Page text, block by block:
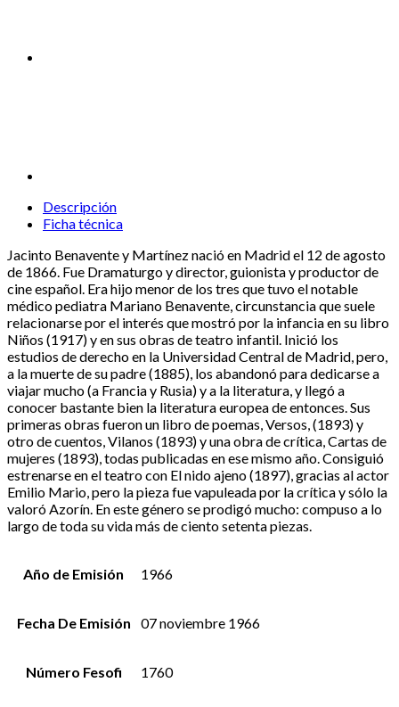
Descripción
Ficha técnica
Jacinto Benavente y Martínez nació en Madrid el 12 de agosto
de 1866. Fue Dramaturgo y director, guionista y productor de
cine español. Era hijo menor de los tres que tuvo el notable
médico pediatra Mariano Benavente, circunstancia que suele
relacionarse por el interés que mostró por la infancia en su libro
Niños (1917) y en sus obras de teatro infantil. Inició los
estudios de derecho en la Universidad Central de Madrid, pero,
a la muerte de su padre (1885), los abandonó para dedicarse a
viajar mucho (a Francia y Rusia) y a la literatura, y llegó a
conocer bastante bien la literatura europea de entonces. Sus
primeras obras fueron un libro de poemas, Versos, (1893) y
otro de cuentos, Vilanos (1893) y una obra de crítica, Cartas de
mujeres (1893), todas publicadas en ese mismo año. Consiguió
estrenarse en el teatro con El nido ajeno (1897), gracias al actor
Emilio Mario, pero la pieza fue vapuleada por la crítica y sólo la
valoró Azorín. En este género se prodigó mucho: compuso a lo
largo de toda su vida más de ciento setenta piezas.
Año de Emisión 1966
Fecha De Emisión 07 noviembre 1966
Número Fesofi 1760